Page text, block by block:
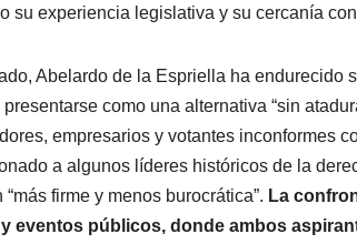
su experiencia legislativa y su cercanía
Abelardo de la Espriella ha endurecido
como una alternativa “sin
empresarios y votantes inconformes
a algunos líderes históricos de la
firme y menos burocrática”. La
eventos públicos, donde ambos